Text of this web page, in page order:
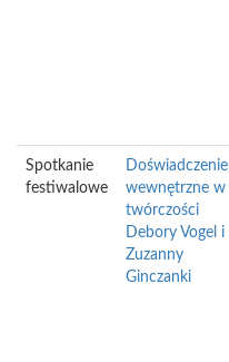
Spotkanie
festiwalowe
Doświadczenie
wewnętrzne w
twórczości
Debory Vogel i
Zuzanny
Ginczanki